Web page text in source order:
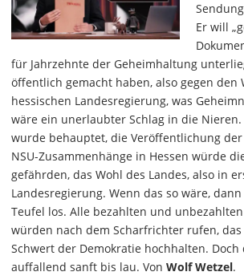
Er will
für Jahrzehnte der Geheimhaltung
öffentlich gemacht haben, also gegen den
hessischen Landesregierung, was
wäre ein unerlaubter Schlag in die
wurde behauptet, die Veröffentlichung
NSU-Zusammenhänge in Hessen würde
gefährden, das Wohl des Landes, also in
Landesregierung. Wenn das so wäre,
Teufel los. Alle bezahlten und
würden nach dem Scharfrichter rufen,
Schwert der Demokratie hochhalten.
auffallend sanft bis lau. Von Wolf Wetzel.